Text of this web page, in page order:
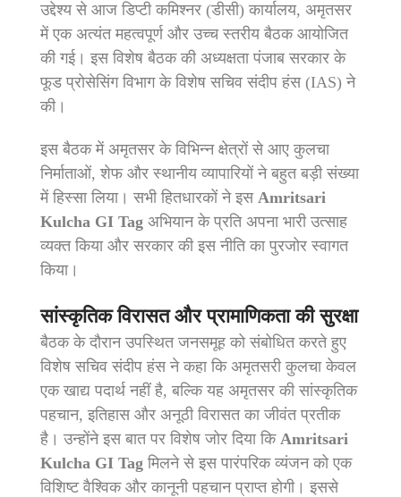
उद्देश्य से आज डिप्टी कमिश्नर (डीसी) कार्यालय, अमृतसर
में एक अत्यंत महत्वपूर्ण और उच्च स्तरीय बैठक आयोजित
की गई। इस विशेष बैठक की अध्यक्षता पंजाब सरकार के
फूड प्रोसेसिंग विभाग के विशेष सचिव संदीप हंस (IAS) ने
की।
इस बैठक में अमृतसर के विभिन्न क्षेत्रों से आए कुलचा
निर्माताओं, शेफ और स्थानीय व्यापारियों ने बहुत बड़ी संख्या
में हिस्सा लिया। सभी हितधारकों ने इस Amritsari
Kulcha GI Tag अभियान के प्रति अपना भारी उत्साह
व्यक्त किया और सरकार की इस नीति का पुरजोर स्वागत
किया।
सांस्कृतिक विरासत और प्रामाणिकता की सुरक्षा
बैठक के दौरान उपस्थित जनसमूह को संबोधित करते हुए
विशेष सचिव संदीप हंस ने कहा कि अमृतसरी कुलचा केवल
एक खाद्य पदार्थ नहीं है, बल्कि यह अमृतसर की सांस्कृतिक
पहचान, इतिहास और अनूठी विरासत का जीवंत प्रतीक
है। उन्होंने इस बात पर विशेष जोर दिया कि Amritsari
Kulcha GI Tag मिलने से इस पारंपरिक व्यंजन को एक
विशिष्ट वैश्विक और कानूनी पहचान प्राप्त होगी। इससे